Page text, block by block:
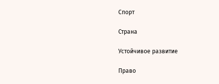
Спорт
Страна
Устойчивое развитие
Право